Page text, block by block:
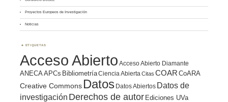
Proyectos Europeos de Investigación
Noticias
ETIQUETAS
Acceso Abierto Acceso Abierto Diamante
ANECAAPCs BibliometríaCiencia Abierta Citas COAR CoARA
Creative Commons Datos Datos Abiertos Datos de
investigación Derechos de autor Ediciones UVa